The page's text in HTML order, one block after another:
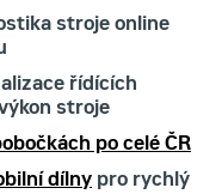
stroje online
řídících
stroje
po celé ČR
dílny pro rychlý